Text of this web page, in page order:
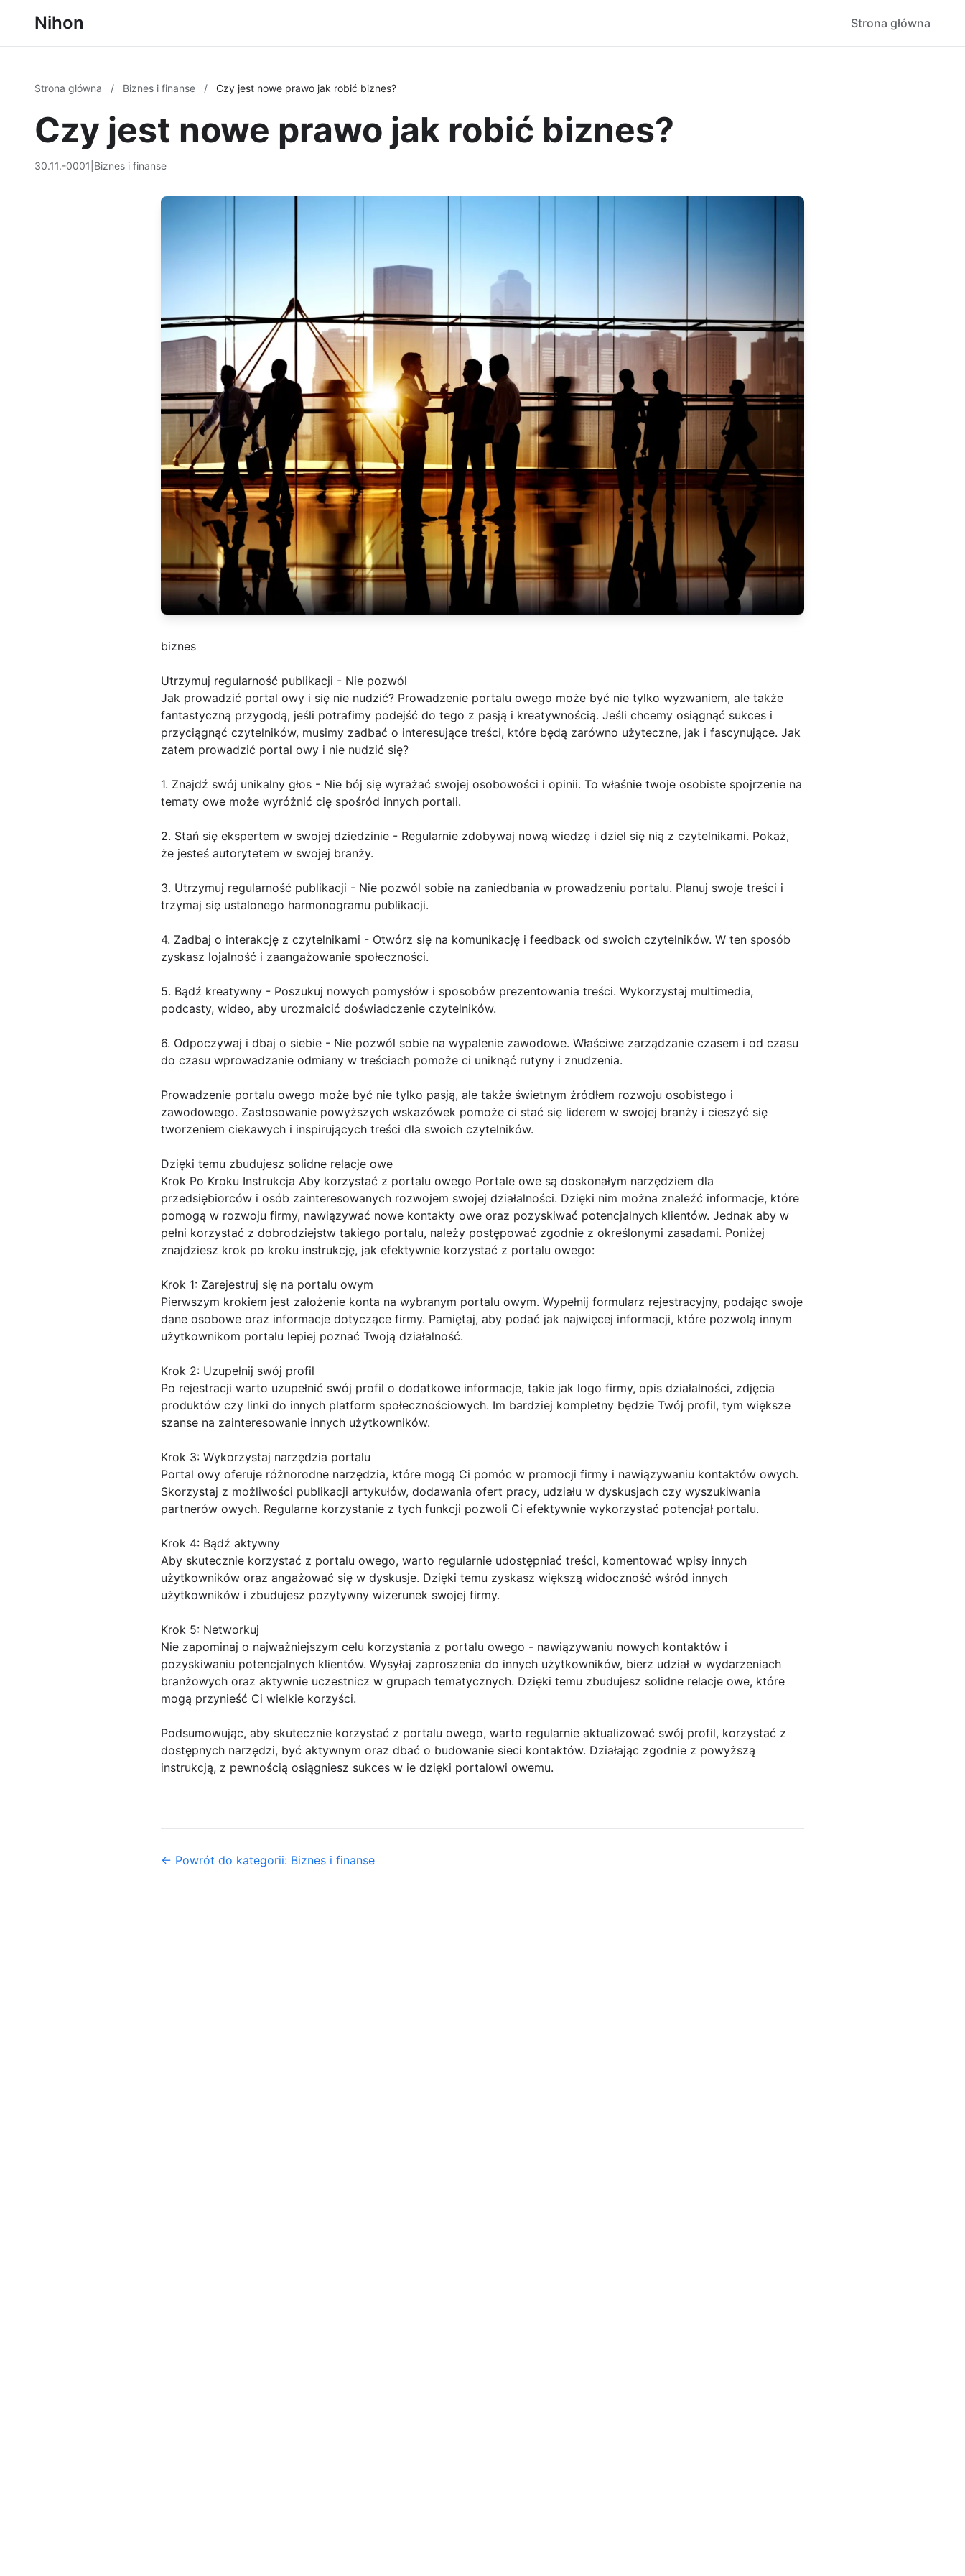
Nihon Strona główna
Strona główna / Biznes i finanse / Czy jest nowe prawo jak robić biznes?
Czy jest nowe prawo jak robić biznes?
30.11.-0001 Biznes i finanse
biznes
Utrzymuj regularność publikacji - Nie pozwól
Jak prowadzić portal owy i się nie nudzić? Prowadzenie portalu owego może być nie tylko wyzwaniem, ale także
fantastyczną przygodą, jeśli potrafimy podejść do tego z pasją i kreatywnością. Jeśli chcemy osiągnąć sukces i
przyciągnąć czytelników, musimy zadbać o interesujące treści, które będą zarówno użyteczne, jak i fascynujące. Jak
zatem prowadzić portal owy i nie nudzić się?
1. Znajdź swój unikalny głos - Nie bój się wyrażać swojej osobowości i opinii. To właśnie twoje osobiste spojrzenie na
tematy owe może wyróżnić cię spośród innych portali.
2. Stań się ekspertem w swojej dziedzinie - Regularnie zdobywaj nową wiedzę i dziel się nią z czytelnikami. Pokaż,
że jesteś autorytetem w swojej branży.
3. Utrzymuj regularność publikacji - Nie pozwól sobie na zaniedbania w prowadzeniu portalu. Planuj swoje treści i
trzymaj się ustalonego harmonogramu publikacji.
4. Zadbaj o interakcję z czytelnikami - Otwórz się na komunikację i feedback od swoich czytelników. W ten sposób
zyskasz lojalność i zaangażowanie społeczności.
5. Bądź kreatywny - Poszukuj nowych pomysłów i sposobów prezentowania treści. Wykorzystaj multimedia,
podcasty, wideo, aby urozmaicić doświadczenie czytelników.
6. Odpoczywaj i dbaj o siebie - Nie pozwól sobie na wypalenie zawodowe. Właściwe zarządzanie czasem i od czasu
do czasu wprowadzanie odmiany w treściach pomoże ci uniknąć rutyny i znudzenia.
Prowadzenie portalu owego może być nie tylko pasją, ale także świetnym źródłem rozwoju osobistego i
zawodowego. Zastosowanie powyższych wskazówek pomoże ci stać się liderem w swojej branży i cieszyć się
tworzeniem ciekawych i inspirujących treści dla swoich czytelników.
Dzięki temu zbudujesz solidne relacje owe
Krok Po Kroku Instrukcja Aby korzystać z portalu owego Portale owe są doskonałym narzędziem dla
przedsiębiorców i osób zainteresowanych rozwojem swojej działalności. Dzięki nim można znaleźć informacje, które
pomogą w rozwoju firmy, nawiązywać nowe kontakty owe oraz pozyskiwać potencjalnych klientów. Jednak aby w
pełni korzystać z dobrodziejstw takiego portalu, należy postępować zgodnie z określonymi zasadami. Poniżej
znajdziesz krok po kroku instrukcję, jak efektywnie korzystać z portalu owego:
Krok 1: Zarejestruj się na portalu owym
Pierwszym krokiem jest założenie konta na wybranym portalu owym. Wypełnij formularz rejestracyjny, podając swoje
dane osobowe oraz informacje dotyczące firmy. Pamiętaj, aby podać jak najwięcej informacji, które pozwolą innym
użytkownikom portalu lepiej poznać Twoją działalność.
Krok 2: Uzupełnij swój profil
Po rejestracji warto uzupełnić swój profil o dodatkowe informacje, takie jak logo firmy, opis działalności, zdjęcia
produktów czy linki do innych platform społecznościowych. Im bardziej kompletny będzie Twój profil, tym większe
szanse na zainteresowanie innych użytkowników.
Krok 3: Wykorzystaj narzędzia portalu
Portal owy oferuje różnorodne narzędzia, które mogą Ci pomóc w promocji firmy i nawiązywaniu kontaktów owych.
Skorzystaj z możliwości publikacji artykułów, dodawania ofert pracy, udziału w dyskusjach czy wyszukiwania
partnerów owych. Regularne korzystanie z tych funkcji pozwoli Ci efektywnie wykorzystać potencjał portalu.
Krok 4: Bądź aktywny
Aby skutecznie korzystać z portalu owego, warto regularnie udostępniać treści, komentować wpisy innych
użytkowników oraz angażować się w dyskusje. Dzięki temu zyskasz większą widoczność wśród innych
użytkowników i zbudujesz pozytywny wizerunek swojej firmy.
Krok 5: Networkuj
Nie zapominaj o najważniejszym celu korzystania z portalu owego - nawiązywaniu nowych kontaktów i
pozyskiwaniu potencjalnych klientów. Wysyłaj zaproszenia do innych użytkowników, bierz udział w wydarzeniach
branżowych oraz aktywnie uczestnicz w grupach tematycznych. Dzięki temu zbudujesz solidne relacje owe, które
mogą przynieść Ci wielkie korzyści.
Podsumowując, aby skutecznie korzystać z portalu owego, warto regularnie aktualizować swój profil, korzystać z
dostępnych narzędzi, być aktywnym oraz dbać o budowanie sieci kontaktów. Działając zgodnie z powyższą
instrukcją, z pewnością osiągniesz sukces w ie dzięki portalowi owemu.
← Powrót do kategorii: Biznes i finanse